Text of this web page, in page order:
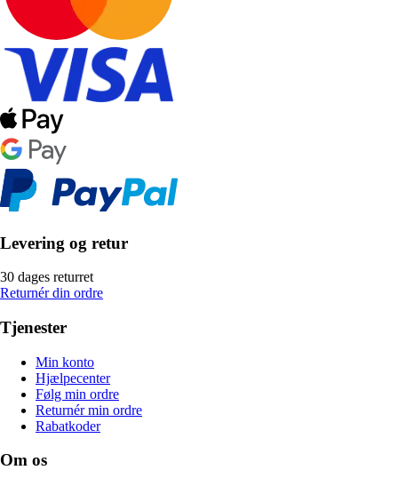
Levering og retur
30 dages returret
Returnér din ordre
Tjenester
Min konto
Hjælpecenter
Følg min ordre
Returnér min ordre
Rabatkoder
Om os